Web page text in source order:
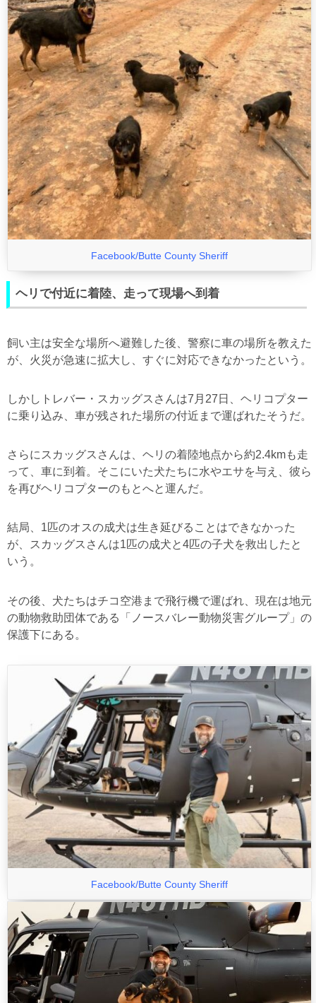
Facebook/Butte County Sheriff
ヘリで付近に着陸、走って現場へ到着
飼い主は安全な場所へ避難した後、警察に車の場所を教えた
が、火災が急速に拡大し、すぐに対応できなかったという。
しかしトレバー・スカッグスさんは7月27日、ヘリコプター
に乗り込み、車が残された場所の付近まで運ばれたそうだ。
さらにスカッグスさんは、ヘリの着陸地点から約2.4kmも走
って、車に到着。そこにいた犬たちに水やエサを与え、彼ら
を再びヘリコプターのもとへと運んだ。
結局、1匹のオスの成犬は生き延びることはできなかった
が、スカッグスさんは1匹の成犬と4匹の子犬を救出したと
いう。
その後、犬たちはチコ空港まで飛行機で運ばれ、現在は地元
の動物救助団体である「ノースバレー動物災害グループ」の
保護下にある。
Facebook/Butte County Sheriff